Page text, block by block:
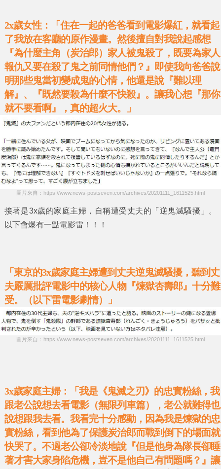
2x歲女性：「住在一起的爸爸看到電影爆紅，就看起
了我放在客廳的原作漫畫。然後擅自對我說起感想
『為什麼主角（炭治郎）家人被鬼殺了，既要為家人
報仇又要在殺了鬼之前同情他們？』即使我向爸爸說
明那些鬼當初變成鬼的心情，他還是說『難以理
解』、『既然要殺為什麼不快殺』。讓我心想『那你
就不要看啊』，真的超火大。」
圖片來自：https://www.news-postseven.com/archives/20201111_1611525.html
接著是3x歲的家庭主婦，自稱遭受丈夫的 「逆鬼滅騷擾」
。
以下會爆有一點電影雷！！！
「東京的3x歲家庭主婦遭到丈夫逆鬼滅騷擾，聽到丈
夫嚴厲批評電影中的核心人物『煉獄杏壽郎』十分難
受。（以下雷電影劇情）」
圖片來自：https://www.news-postseven.com/archives/20201111_1611525.html
3x歲家庭主婦：「我是《鬼滅之刃》的忠實粉絲，我
跟老公說想去看電影（無限列車篇），老公就難得也
說想跟我去看。我看完十分感動，因為我是煉獄的忠
實粉絲，看到他為了保護炭治郎而戰到倒下的場面就
快哭了。不過老公卻冷淡地說『但是他身為隊長卻睡
著才害大家身陷危機，豈不是他自己有問題嗎？』讓